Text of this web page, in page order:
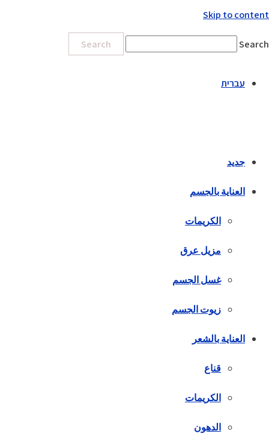
Skip to content
Search
Search
עברית
جديد
العناية بالجسم
الكريمات
مزيل عرق
غسل الجسم
زيوت الجسم
العناية بالشعر
قناع
الكريمات
الدهون